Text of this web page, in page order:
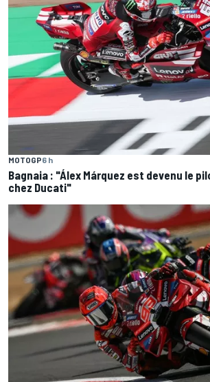
MOTOGP6 h
Bagnaia : "Álex Márquez est devenu le
chez Ducati"